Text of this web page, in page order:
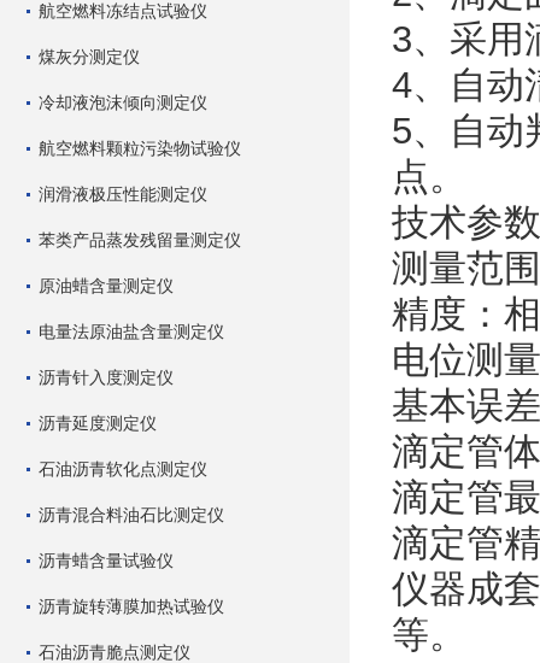
航空燃料冻结点试验仪
煤灰分测定仪
冷却液泡沫倾向测定仪
航空燃料颗粒污染物试验仪
润滑液极压性能测定仪
苯类产品蒸发残留量测定仪
原油蜡含量测定仪
电量法原油盐含量测定仪
沥青针入度测定仪
沥青延度测定仪
石油沥青软化点测定仪
沥青混合料油石比测定仪
沥青蜡含量试验仪
沥青旋转薄膜加热试验仪
石油沥青脆点测定仪
3、采用
4、自动
5、自动
点。
技术参数
测量范
精度：
电位测
基本误
滴定管
滴定管
滴定管
仪器成
等。